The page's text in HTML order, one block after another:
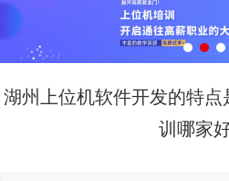
湖州上位机软件开发的特
训哪家